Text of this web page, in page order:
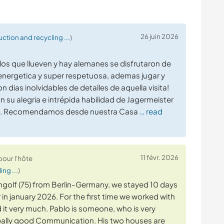
26 juin 2026
and recycling ...)
que llueven y hay alemanes se disfrutaron de
y super respetuosa, ademas jugar y
dias inolvidables de detalles de aquella visita!
su alegria e intrépida habilidad de Jagermeister
Recomendamos desde nuestra Casa … read
11 févr. 2026
l'hôte
...)
(75) from Berlin-Germany, we stayed 10 days
january 2026. For the first time we worked with
very much. Pablo is someone, who is very
good Communication. His two houses are